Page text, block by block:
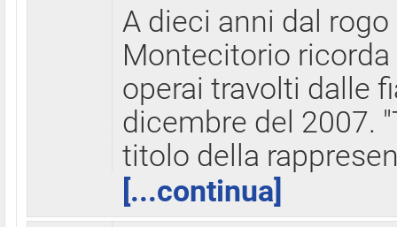
A dieci anni dal
Montecitorio
operai travolti dalle
dicembre del 2007.
titolo della
[...continua]